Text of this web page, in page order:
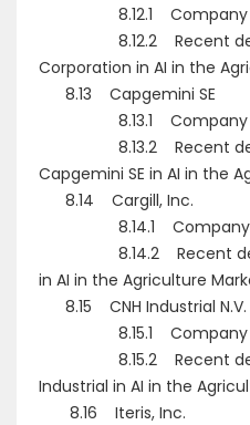
8.12.1 Company
8.12.2 Recent
Corporation in AI in the
8.13 Capgemini SE
8.13.1 Company
8.13.2 Recent
Capgemini SE in AI in the
8.14 Cargill, Inc.
8.14.1 Company
8.14.2 Recent
in AI in the Agriculture
8.15 CNH Industrial N.V.
8.15.1 Company
8.15.2 Recent
Industrial in AI in the
8.16 Iteris, Inc.